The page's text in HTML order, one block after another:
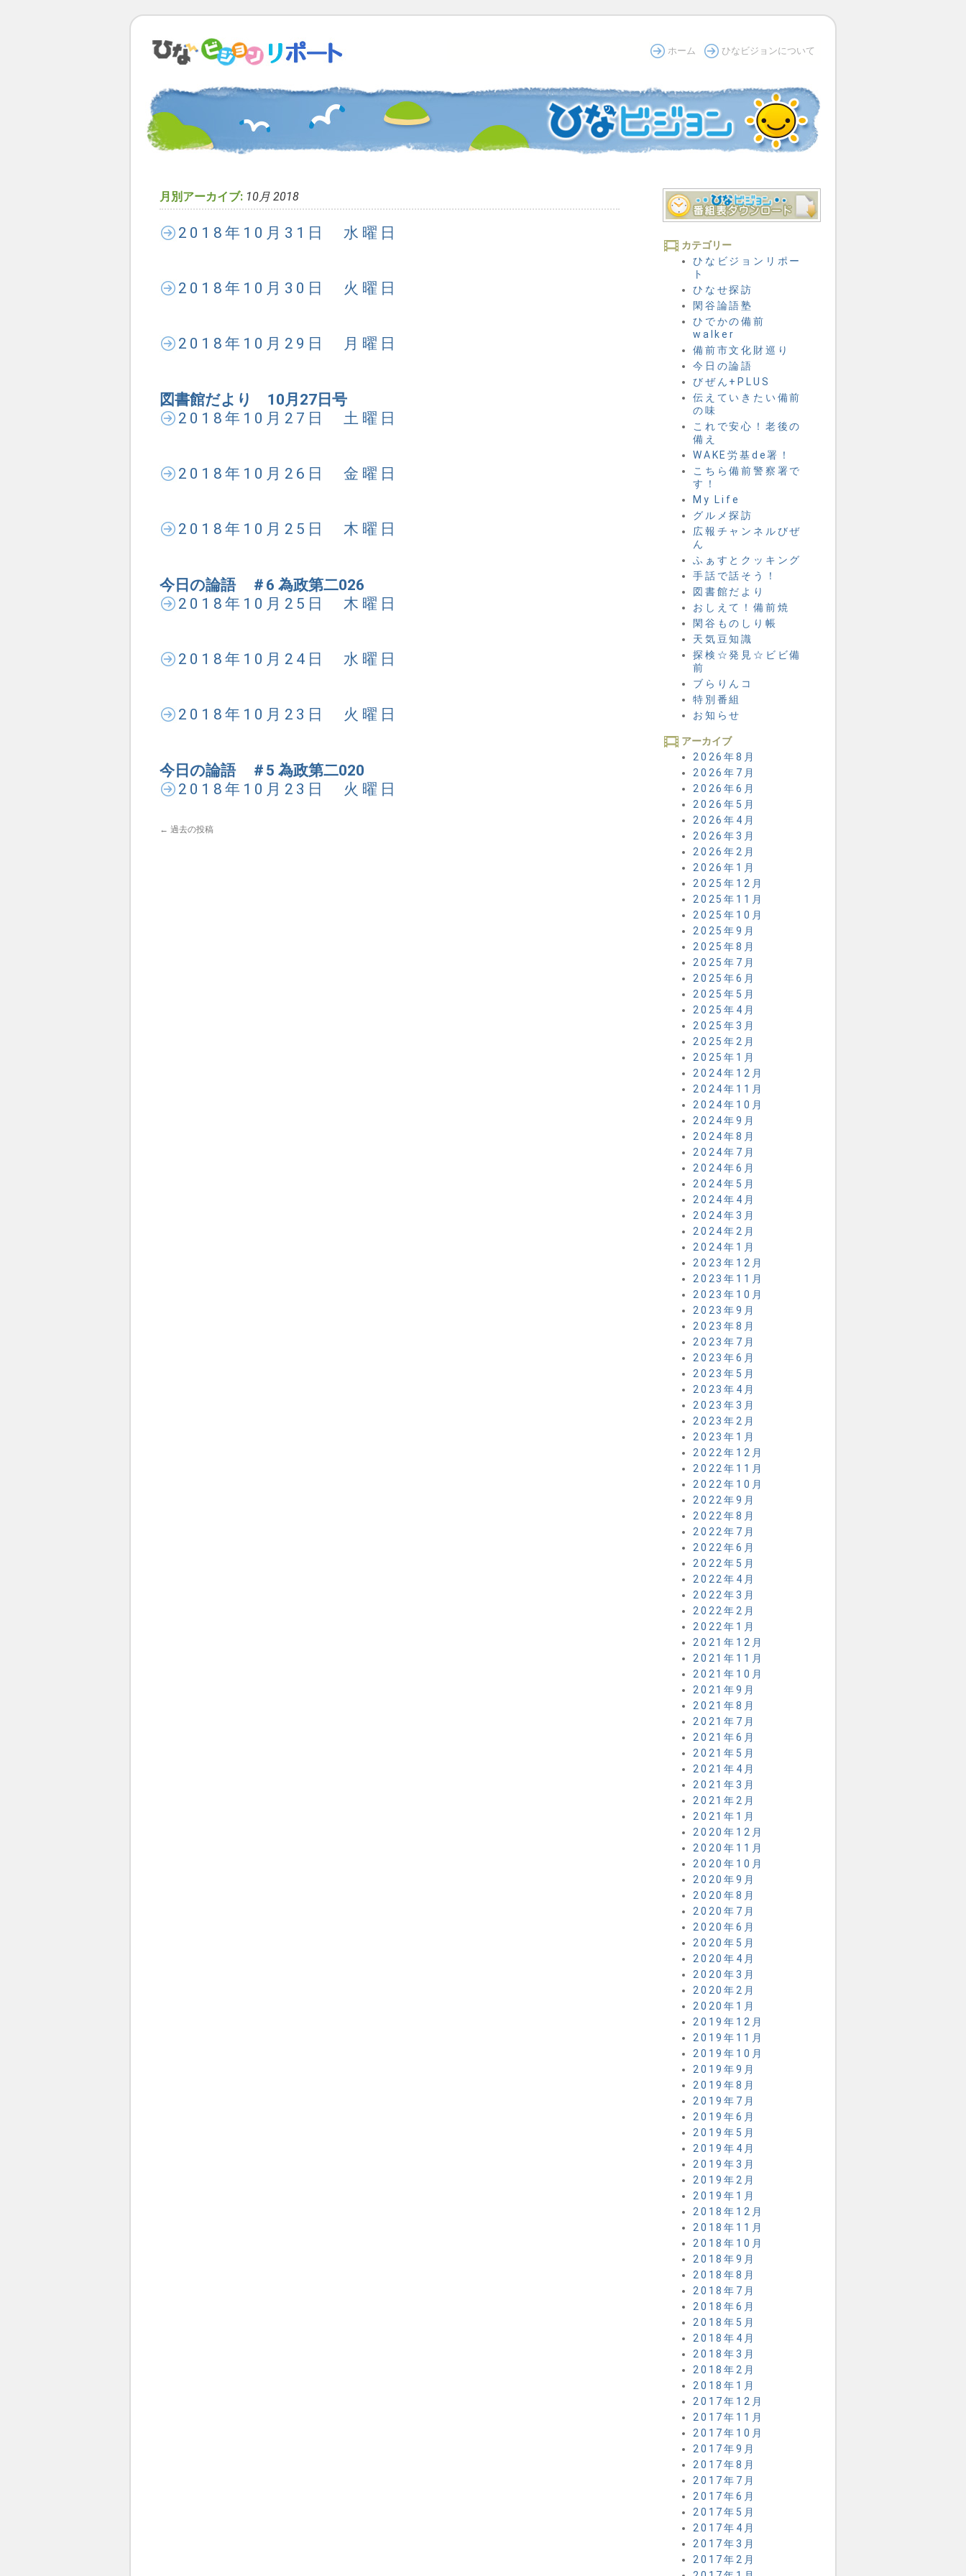
ホーム ひなビジョンについて
月別アーカイブ: 10月 2018
2018年10月31日 水曜日
2018年10月30日 火曜日
2018年10月29日 月曜日
図書館だより 10月27日号
2018年10月27日 土曜日
2018年10月26日 金曜日
2018年10月25日 木曜日
今日の論語 ＃6 為政第二026
2018年10月25日 木曜日
2018年10月24日 水曜日
2018年10月23日 火曜日
今日の論語 ＃5 為政第二020
2018年10月23日 火曜日
← 過去の投稿
カテゴリー
ひなビジョンリポー
ト
ひなせ探訪
閑谷論語塾
ひでかの備前
walker
備前市文化財巡り
今日の論語
びぜん+PLUS
伝えていきたい備前
の味
これで安心！老後の
備え
WAKE労基de署！
こちら備前警察署で
す！
My Life
グルメ探訪
広報チャンネルびぜ
ん
ふぁすとクッキング
手話で話そう！
図書館だより
おしえて！備前焼
閑谷ものしり帳
天気豆知識
探検☆発見☆ビビ備
前
ブらりんコ
特別番組
お知らせ
アーカイブ
2026年8月
2026年7月
2026年6月
2026年5月
2026年4月
2026年3月
2026年2月
2026年1月
2025年12月
2025年11月
2025年10月
2025年9月
2025年8月
2025年7月
2025年6月
2025年5月
2025年4月
2025年3月
2025年2月
2025年1月
2024年12月
2024年11月
2024年10月
2024年9月
2024年8月
2024年7月
2024年6月
2024年5月
2024年4月
2024年3月
2024年2月
2024年1月
2023年12月
2023年11月
2023年10月
2023年9月
2023年8月
2023年7月
2023年6月
2023年5月
2023年4月
2023年3月
2023年2月
2023年1月
2022年12月
2022年11月
2022年10月
2022年9月
2022年8月
2022年7月
2022年6月
2022年5月
2022年4月
2022年3月
2022年2月
2022年1月
2021年12月
2021年11月
2021年10月
2021年9月
2021年8月
2021年7月
2021年6月
2021年5月
2021年4月
2021年3月
2021年2月
2021年1月
2020年12月
2020年11月
2020年10月
2020年9月
2020年8月
2020年7月
2020年6月
2020年5月
2020年4月
2020年3月
2020年2月
2020年1月
2019年12月
2019年11月
2019年10月
2019年9月
2019年8月
2019年7月
2019年6月
2019年5月
2019年4月
2019年3月
2019年2月
2019年1月
2018年12月
2018年11月
2018年10月
2018年9月
2018年8月
2018年7月
2018年6月
2018年5月
2018年4月
2018年3月
2018年2月
2018年1月
2017年12月
2017年11月
2017年10月
2017年9月
2017年8月
2017年7月
2017年6月
2017年5月
2017年4月
2017年3月
2017年2月